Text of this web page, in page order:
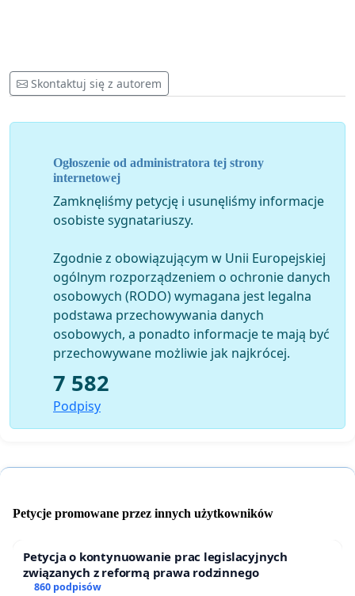
Skontaktuj się z autorem
Ogłoszenie od administratora tej strony
internetowej
Zamknęliśmy petycję i usunęliśmy informacje
osobiste sygnatariuszy.
Zgodnie z obowiązującym w Unii Europejskiej
ogólnym rozporządzeniem o ochronie danych
osobowych (RODO) wymagana jest legalna
podstawa przechowywania danych
osobowych, a ponadto informacje te mają być
przechowywane możliwie jak najkrócej.
7 582
Podpisy
Petycje promowane przez innych użytkowników
Petycja o kontynuowanie prac legislacyjnych
związanych z reformą prawa rodzinnego
860 podpisów